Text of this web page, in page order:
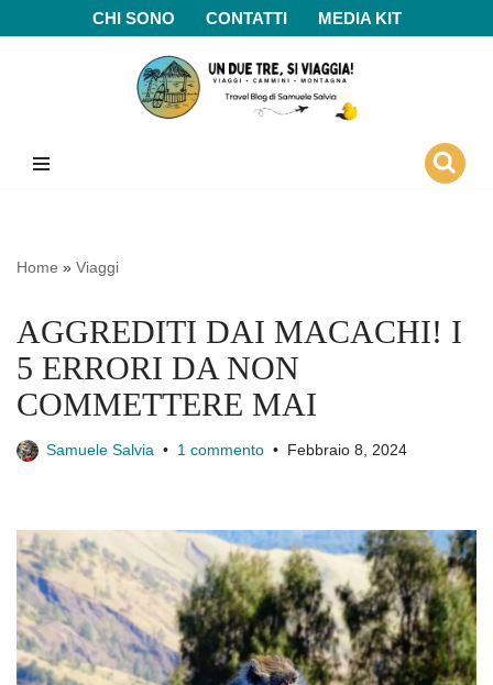
CHI SONO CONTATTI MEDIA KIT
Home » Viaggi
AGGREDITI DAI MACACHI! I
5 ERRORI DA NON
COMMETTERE MAI
Samuele Salvia 1 commento Febbraio 8, 2024